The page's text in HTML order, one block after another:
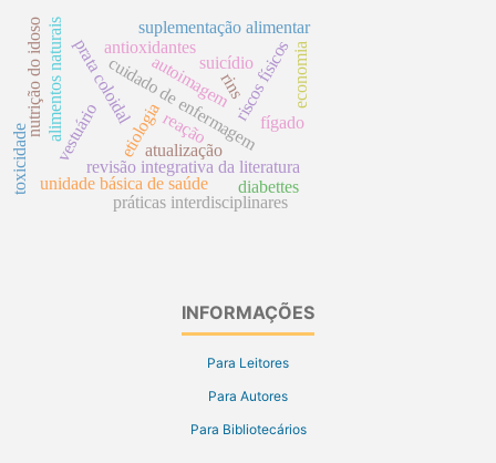
cuidado de enfermagem
prata coloidal
etiologia
revisão integrativa da literatura
atualização
antioxidantes
suplementação alimentar
alimentos naturais
nutrição do idoso riscos físicos
unidade básica de saúde
autoimagem
rins
suicídio
vestuário
práticas interdisciplinares
economia
fígado
reação
diabettes
toxicidade
INFORMAÇÕES
Para Leitores
Para Autores
Para Bibliotecários